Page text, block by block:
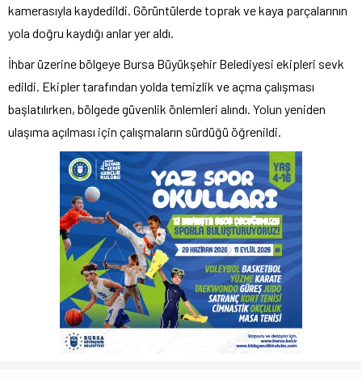
kamerasıyla kaydedildi. Görüntülerde toprak ve kaya parçalarının
yola doğru kaydığı anlar yer aldı.
İhbar üzerine bölgeye Bursa Büyükşehir Belediyesi ekipleri sevk
edildi. Ekipler tarafından yolda temizlik ve açma çalışması
başlatılırken, bölgede güvenlik önlemleri alındı. Yolun yeniden
ulaşıma açılması için çalışmaların sürdüğü öğrenildi.